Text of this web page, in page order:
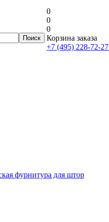
0
0
0
Корзина заказа
+7 (495) 228-72-27
фурнитура для штор